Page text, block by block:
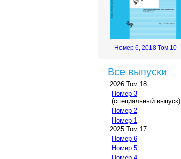
Номер 6, 2018 Том 10
Все выпуски
2026 Том 18
Номер 3
(специальный выпуск)
Номер 2
Номер 1
2025 Том 17
Номер 6
Номер 5